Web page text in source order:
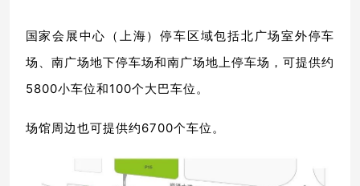
国家会展中心（上海）停车区域包括北广场室外停车
场、南广场地下停车场和南广场地上停车场，可提供约
5800小车位和100个大巴车位。
场馆周边也可提供约6700个车位。